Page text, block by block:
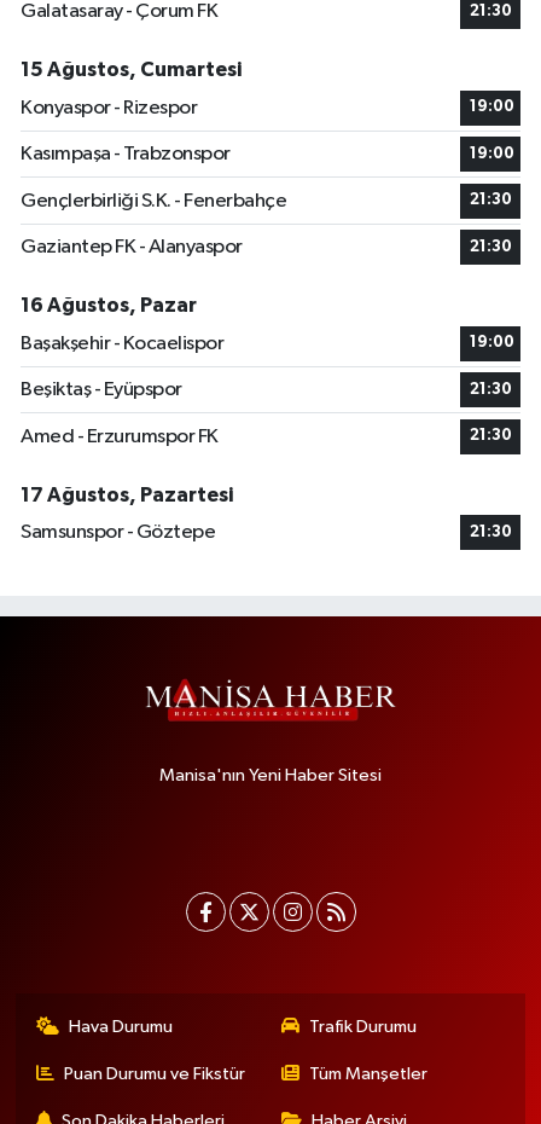
Galatasaray - Çorum FK
21:30
15 Ağustos, Cumartesi
Konyaspor - Rizespor
19:00
Kasımpaşa - Trabzonspor 19:00
Gençlerbirliği S.K. - Fenerbahçe 21:30
Gaziantep FK - Alanyaspor 21:30
16 Ağustos, Pazar
Başakşehir - Kocaelispor
19:00
Beşiktaş - Eyüpspor 21:30
Amed - Erzurumspor FK 21:30
17 Ağustos, Pazartesi
Samsunspor - Göztepe
21:30
Manisa'nın Yeni Haber Sitesi
Hava Durumu Trafik Durumu
Puan Durumu ve Fikstür Tüm Manşetler